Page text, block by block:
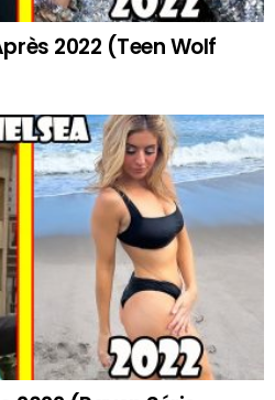
2022 (Teen Wolf